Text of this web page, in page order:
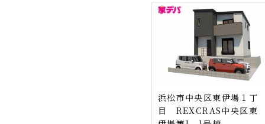
浜松市中央区東伊場１丁
目 REXCRAS中央区東